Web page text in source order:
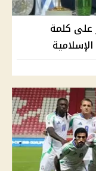
على كلمة